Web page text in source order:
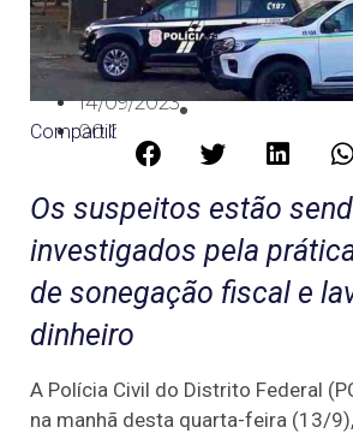
14/09/2023
00:09
Compartilhe:
Os suspeitos estão
investigados pela
de sonegação fiscal e
dinheiro
A Polícia Civil do Distrito Federal
na manhã desta quarta-feira (13/